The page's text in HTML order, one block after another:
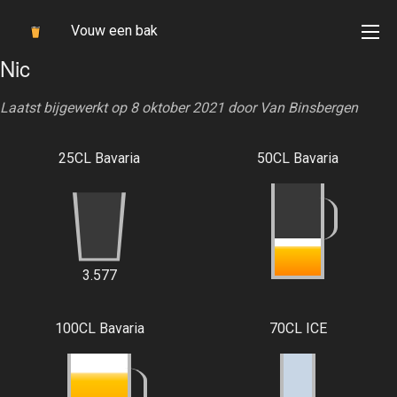
Vouw een bak
Nic
Laatst bijgewerkt op 8 oktober 2021 door Van Binsbergen
25CL Bavaria
3.577
50CL Bavaria
100CL Bavaria 70CL ICE